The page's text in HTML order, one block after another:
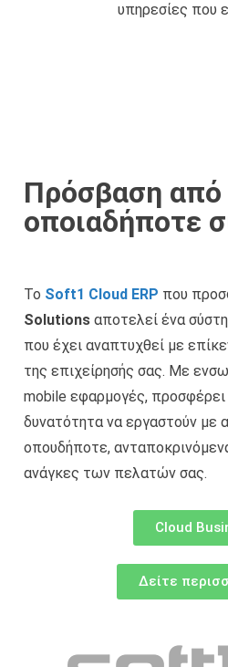
υπηρεσίες που
Πρόσβαση από
οποιαδήποτε
Το Soft1 Cloud ERP που
Solutions αποτελεί ένα
που έχει αναπτυχθεί με
της επιχείρησής σας. Με
mobile εφαρμογές,
δυνατότητα να εργαστούν με
οπουδήποτε,
ανάγκες των πελατών σας.
Cloud
Δείτε